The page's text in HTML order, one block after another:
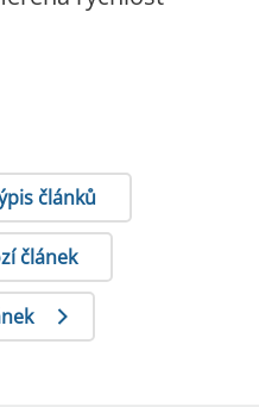
článků
článek